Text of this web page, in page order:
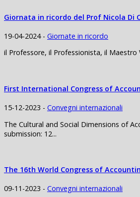
Giornata in ricordo del Prof Nicola Di
19-04-2024 - Giornate in ricordo
il Professore, il Professionista, il
First International Congress of
15-12-2023 - Convegni internazionali
The Cultural and Social Dimensions of
submission: 12...
The 16th World Congress of
09-11-2023 - Convegni internazionali